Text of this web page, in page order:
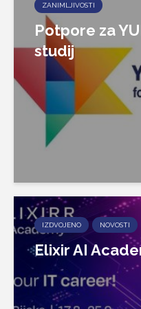
ZANIMLJIVOSTI
Potpore za
studij
IZDVOJENO NOVOSTI
Elixir AI